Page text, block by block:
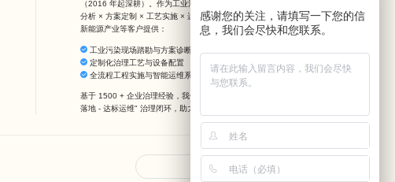
（2016 年起深耕）。作为工业污染治理 + 全周期运维整合服务商，我们通过勘察
分析 × 方案定制 × 工艺实施 × 运维保障四维一体服务，为化工企业、电子制造、
新能源产业等客户提供：
工业污染现场踏勘与方案诊断
定制化治理工艺与设备配置
全流程工程实施与智能运维系统搭建
基于 1500 + 企业治理经验，我们深度剖析工业生产特性，构建 "现场诊断 - 方案
落地 - 达标运维" 治理闭环，助力企业突破环保合规瓶颈。
友情链接
感谢您的关注，请填写一下您的信
息，我们会尽快和您联系。